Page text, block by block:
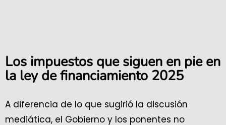
Los impuestos que siguen en pie en
la ley de financiamiento 2025
A diferencia de lo que sugirió la discusión
mediática, el Gobierno y los ponentes no